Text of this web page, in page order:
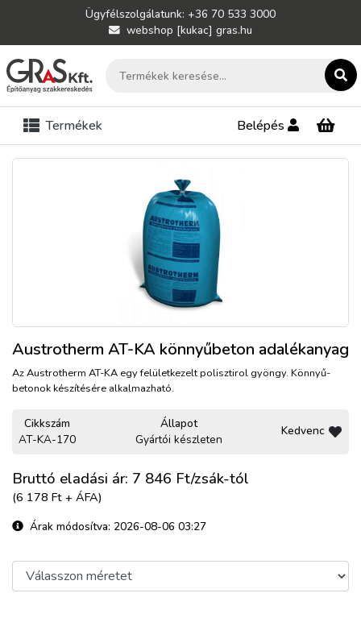
Ügyfélszolgálatunk: +36 70 533 3000
webshop [kukac] gras.hu
Termékek Belépés
Austrotherm AT-KA könnyűbeton adalékanyag
Az Austrotherm AT-KA egy felületkezelt polisztirol gyöngy. Könnyű-
betonok készítésére alkalmazható.
Cikkszám
AT-KA-170
Állapot
Gyártói készleten
Kedvenc
Bruttó eladási ár: 7 846 Ft/zsák-tól
(6 178 Ft + ÁFA)
Árak módosítva: 2026-08-06 03:27